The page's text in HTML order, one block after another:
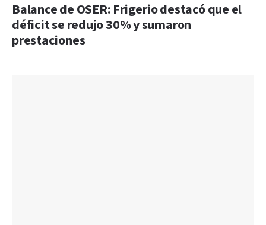
Balance de OSER: Frigerio destacó que el
déficit se redujo 30% y sumaron
prestaciones